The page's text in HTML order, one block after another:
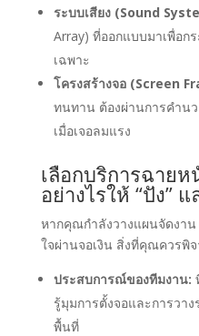
ระบบเสียง (Sound
Array) ที่ออกแบบมาเพื่อก
เฉพาะ
โครงสร้างจอ (Screen
ทนทาน ต้องผ่านการคำน
เมื่อเจอลมแรง
เลือกบริการฉายห
อย่างไรให้ “ปัง”
หากคุณกำลังวางแผนจัดงา
ใจผ่านจอเงิน สิ่งที่คุณควรพิ
ประสบการณ์ของทีมงาน:
รู้มุมการตั้งจอและการวา
พื้นที่